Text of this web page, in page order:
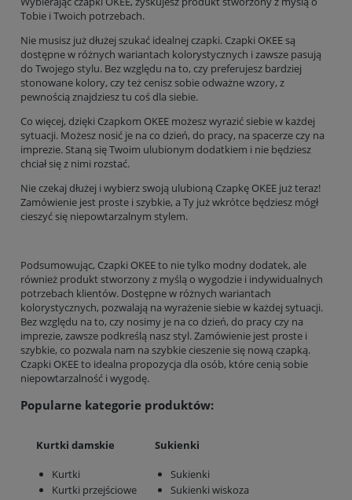
Tobie i Twoich potrzebach.
Nie musisz już dłużej szukać idealnej czapki. Czapki OKEE są
dostępne w różnych wariantach kolorystycznych i zawsze pasują
do Twojego stylu. Bez względu na to, czy preferujesz bardziej
stonowane kolory, czy też cenisz sobie odważne wzory, z
pewnością znajdziesz tu coś dla siebie.
Co więcej, dzięki Czapkom OKEE możesz wyrazić siebie w każdej
sytuacji. Możesz nosić je na co dzień, do pracy, na spacerze czy na
imprezie. Staną się Twoim ulubionym dodatkiem i nie będziesz
chciał się z nimi rozstać.
Nie czekaj dłużej i wybierz swoją ulubioną Czapkę OKEE już teraz!
Zamówienie jest proste i szybkie, a Ty już wkrótce będziesz mógł
cieszyć się niepowtarzalnym stylem.
Podsumowując, Czapki OKEE to nie tylko modny dodatek, ale
również produkt stworzony z myślą o wygodzie i indywidualnych
potrzebach klientów. Dostępne w różnych wariantach
kolorystycznych, pozwalają na wyrażenie siebie w każdej sytuacji.
Bez względu na to, czy nosimy je na co dzień, do pracy czy na
imprezie, zawsze podkreślą nasz styl. Zamówienie jest proste i
szybkie, co pozwala nam na szybkie cieszenie się nową czapką.
Czapki OKEE to idealna propozycja dla osób, które cenią sobie
niepowtarzalność i wygodę.
Popularne kategorie produktów:
Kurtki damskie
Kurtki
Kurtki przejściowe
Sukienki
Sukienki
Sukienki wiskoza